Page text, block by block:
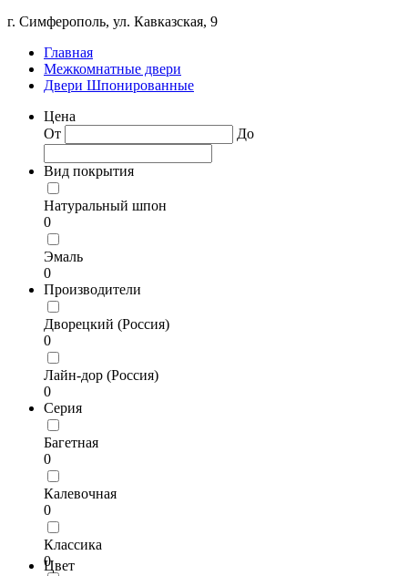
г. Симферополь, ул. Кавказская, 9
Главная
Межкомнатные двери
Двери Шпонированные
Цена
От
До
Вид покрытия
Натуральный шпон
0
Эмаль
0
Производители
Дворецкий (Россия)
0
Лайн-дор (Россия)
0
Серия
Багетная
0
Калевочная
0
Классика
0
Цвет